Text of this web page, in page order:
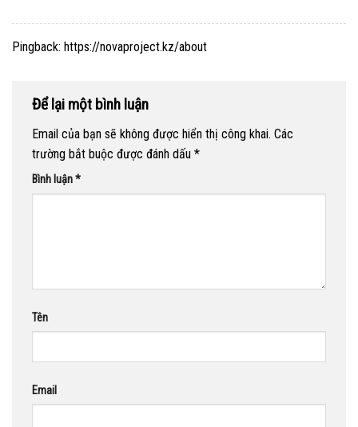
Pingback: https://novaproject.kz/about
Để lại một bình luận
Email của bạn sẽ không được hiển thị công khai. Các
trường bắt buộc được đánh dấu *
Bình luận*
Tên
Email